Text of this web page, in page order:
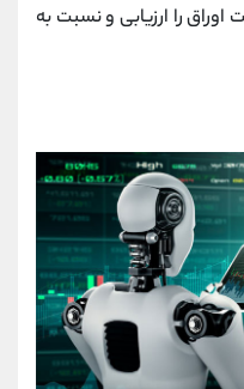
اوراق را ارزیابی و نسبت به